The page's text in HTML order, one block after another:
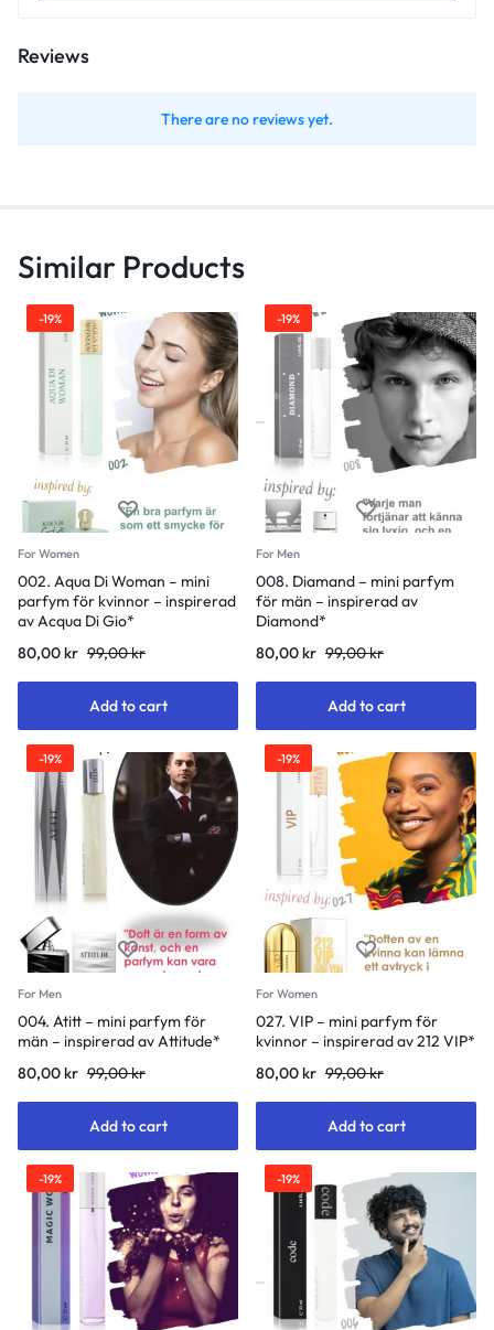
Reviews
There are no reviews yet.
Similar Products
-19%
For Women
002. Aqua Di Woman – mini
parfym för kvinnor – inspirerad
av Acqua Di Gio*
80,00kr 99,00kr
Add to cart
-19%
For Men
008. Diamand – mini parfym
för män – inspirerad av
Diamond*
80,00kr 99,00kr
Add to cart
-19%
For Men
004. Atitt – mini parfym för
män – inspirerad av Attitude*
80,00kr 99,00kr
Add to cart
-19%
For Women
027. VIP – mini parfym för
kvinnor – inspirerad av 212 VIP*
80,00kr 99,00kr
Add to cart
-19% -19%